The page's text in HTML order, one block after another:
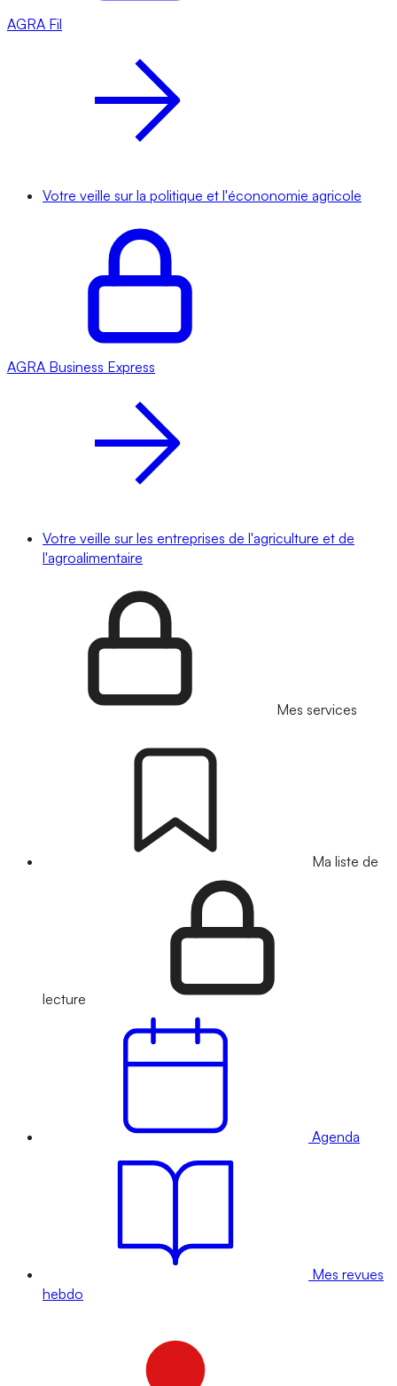
AGRA Fil
Votre veille sur la politique et l'écononomie agricole
AGRA Business Express
Votre veille sur les entreprises de l'agriculture et de
l'agroalimentaire
Mes services
Ma liste de
lecture
Agenda
Mes revues
hebdo